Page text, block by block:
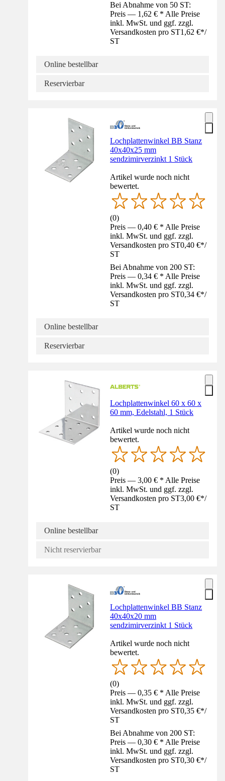
Bei Abnahme von 50 ST:
Preis — 1,62 € * Alle Preise
inkl. MwSt. und ggf. zzgl.
Versandkosten pro ST1,62 €*/
ST
Online bestellbar
Reservierbar
Lochplattenwinkel BB Stanz
40x40x25 mm
sendzimirverzinkt 1 Stück
Artikel wurde noch nicht
bewertet.
(0)
Preis — 0,40 € * Alle Preise
inkl. MwSt. und ggf. zzgl.
Versandkosten pro ST0,40 €*/
ST
Bei Abnahme von 200 ST:
Preis — 0,34 € * Alle Preise
inkl. MwSt. und ggf. zzgl.
Versandkosten pro ST0,34 €*/
ST
Online bestellbar
Reservierbar
Lochplattenwinkel 60 x 60 x
60 mm, Edelstahl, 1 Stück
Artikel wurde noch nicht
bewertet.
(0)
Preis — 3,00 € * Alle Preise
inkl. MwSt. und ggf. zzgl.
Versandkosten pro ST3,00 €*/
ST
Online bestellbar
Nicht reservierbar
Lochplattenwinkel BB Stanz
40x40x20 mm
sendzimirverzinkt 1 Stück
Artikel wurde noch nicht
bewertet.
(0)
Preis — 0,35 € * Alle Preise
inkl. MwSt. und ggf. zzgl.
Versandkosten pro ST0,35 €*/
ST
Bei Abnahme von 200 ST:
Preis — 0,30 € * Alle Preise
inkl. MwSt. und ggf. zzgl.
Versandkosten pro ST0,30 €*/
ST